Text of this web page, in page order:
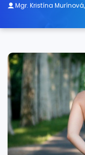
Mgr. Kristína Murínová,